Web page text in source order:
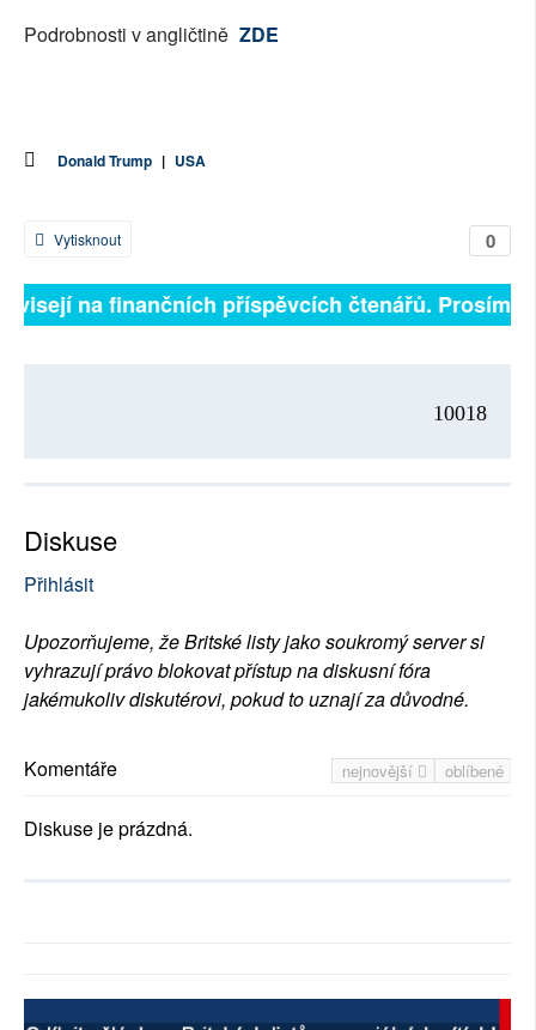
Podrobnosti v angličtině ZDE
Donald Trump | USA
0
Vytisknout
na finančních příspěvcích čtenářů. Prosíme,
10018
Diskuse
Přihlásit
Upozorňujeme, že Britské listy jako soukromý server si
vyhrazují právo blokovat přístup na diskusní fóra
jakémukoliv diskutérovi, pokud to uznají za důvodné.
nejnovější oblíbené
Komentáře
Diskuse je prázdná.